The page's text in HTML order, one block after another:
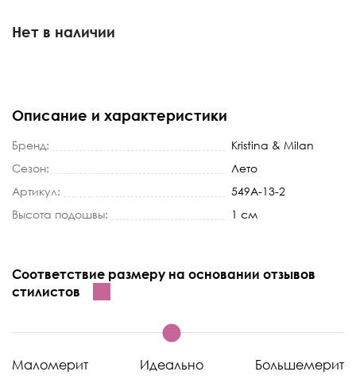
Нет в наличии
Описание и характеристики
Бренд:
Kristina & Milan
Сезон:
Лето
Артикул:
549A-13-2
Высота подошвы:
1 см
Соответствие размеру на основании отзывов
стилистов
Маломерит Идеально Большемерит